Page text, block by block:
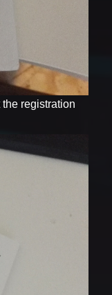
registration